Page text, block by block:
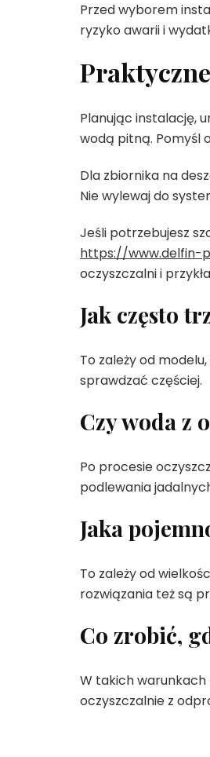
Przed wyborem
ryzyko awarii i
Planując instalację,
wodą pitną. Pomyśl
Dla zbiornika na
Nie wylewaj do
Jeśli potrzebujesz
https://www.delfin-
oczyszczalni i
Jak często
To zależy od
sprawdzać częściej.
Czy woda z
Po procesie
podlewania
Jaka
To zależy od
rozwiązania też są
Co zrobić,
W takich
oczyszczalnie z